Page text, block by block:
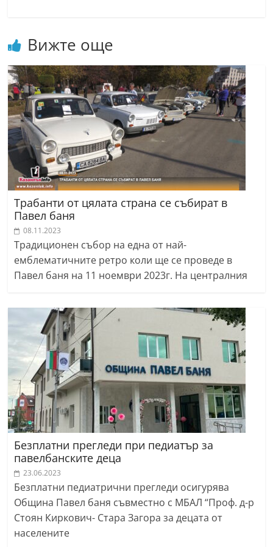
Вижте още
Трабанти от цялата страна се събират в
Павел баня
08.11.2023
Традиционен събор на една от най-
емблематичните ретро коли ще се проведе в
Павел баня на 11 ноември 2023г. На централния
Безплатни прегледи при педиатър за
павелбанските деца
23.06.2023
Безплатни педиатрични прегледи осигурява
Община Павел баня съвместно с МБАЛ “Проф. д-р
Стоян Киркович- Стара Загора за децата от
населените